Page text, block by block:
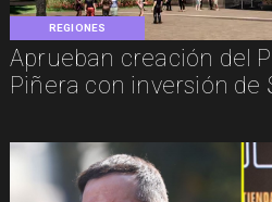
REGIONES
Aprueban creación del
Piñera con inversión de